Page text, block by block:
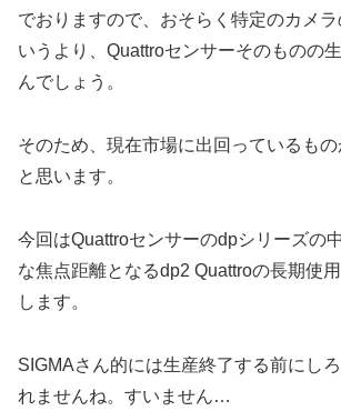
でおりますので、おそらく特定のカメ
いうより、Quattroセンサーそのものの
んでしょう。
そのため、現在市場に出回っているも
と思います。
今回はQuattroセンサーのdpシリーズの
な焦点距離となるdp2 Quattroの長期使
します。
SIGMAさん的には生産終了する前にし
れませんね。すいません…